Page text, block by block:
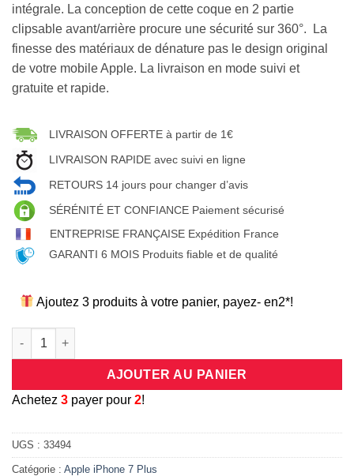
intégrale. La conception de cette coque en 2 partie
clipsable avant/arrière procure une sécurité sur 360°. La
finesse des matériaux de dénature pas le design original
de votre mobile Apple. La livraison en mode suivi et
gratuite et rapide.
LIVRAISON OFFERTE à partir de 1€
LIVRAISON RAPIDE avec suivi en ligne
RETOURS 14 jours pour changer d’avis
SÉRÉNITÉ ET CONFIANCE Paiement sécurisé
ENTREPRISE FRANÇAISE Expédition France
GARANTI 6 MOIS Produits fiable et de qualité
Ajoutez 3 produits à votre panier, payez- en2*!
quantité de Coque/bumper de protection intégrale en silicone
AJOUTER AU PANIER
Achetez 3 payer pour 2!
UGS : 33494
Catégorie : Apple iPhone 7 Plus